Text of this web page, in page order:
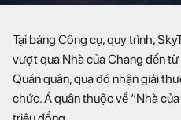
Tại bảng Công cụ, quy trình,
vượt qua Nhà của Chang đến
Quán quân, qua đó nhận giải
chức. Á quân thuộc về “Nhà